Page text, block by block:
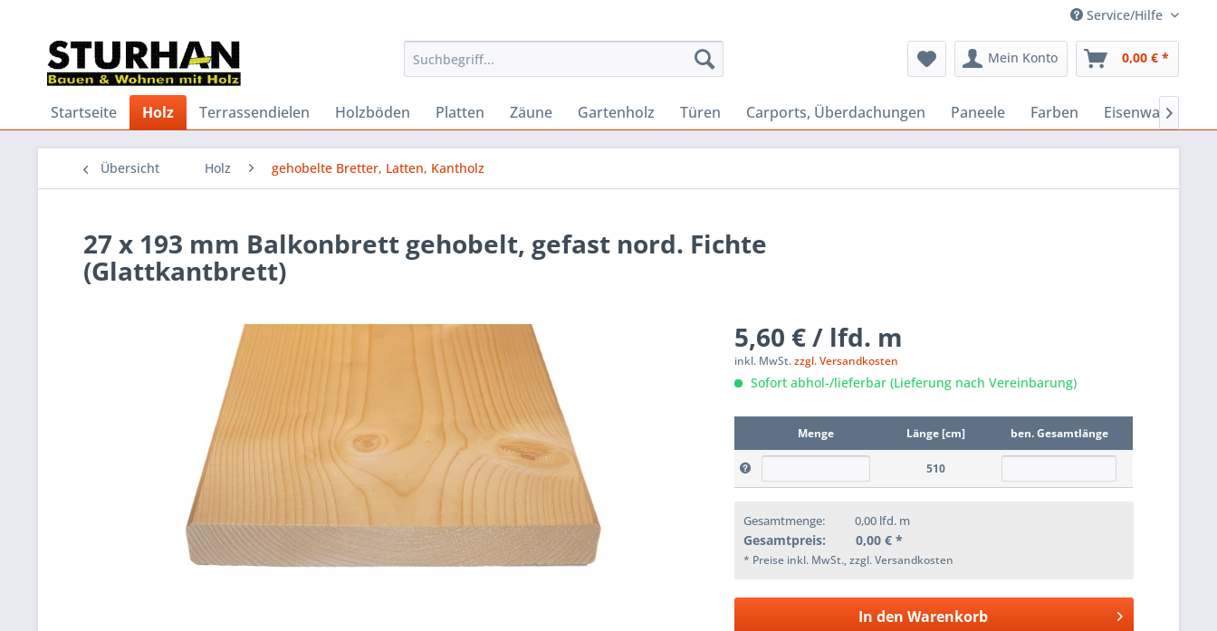
Service/Hilfe
Mein Konto 0,00 € *
Startseite Holz Terrassendielen Holzböden Platten Zäune Gartenholz Türen Carports, Überdachungen Paneele Farben Eisenwaren

Übersicht Holz gehobelte Bretter, Latten, Kantholz
27 x 193 mm Balkonbrett gehobelt, gefast nord. Fichte
(Glattkantbrett)
5,60 € / lfd. m
inkl. MwSt.zzgl. Versandkosten
Sofort abhol-/lieferbar (Lieferung nach Vereinbarung)
Menge Länge [cm] ben. Gesamtlänge
510
Gesamtmenge: 0,00 lfd. m
Gesamtpreis: 0,00 € *
* Preise inkl. MwSt., zzgl. Versandkosten
In den Warenkorb